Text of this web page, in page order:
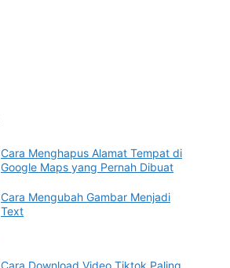
Cara Menghapus Alamat Tempat di
Google Maps yang Pernah Dibuat
Cara Mengubah Gambar Menjadi
Text